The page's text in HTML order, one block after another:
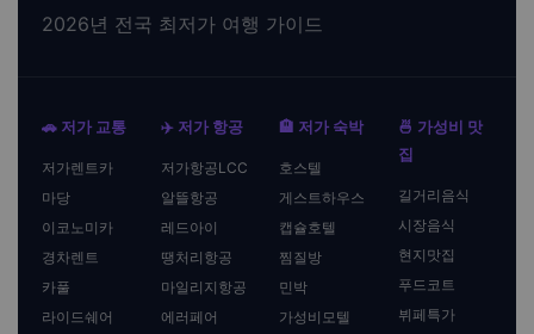
2026년 전국 최저가 여행 가이드
🚗 저가 교통
저가렌트카
마당
이코노미카
경차렌트
카풀
라이드쉐어
✈️ 저가 항공
저가항공LCC
알뜰항공
레드아이
땡처리항공
마일리지항공
에러페어
🏨 저가 숙박
호스텔
게스트하우스
캡슐호텔
찜질방
민박
가성비모텔
🍜 가성비 맛
집
길거리음식
시장음식
현지맛집
푸드코트
뷔페특가